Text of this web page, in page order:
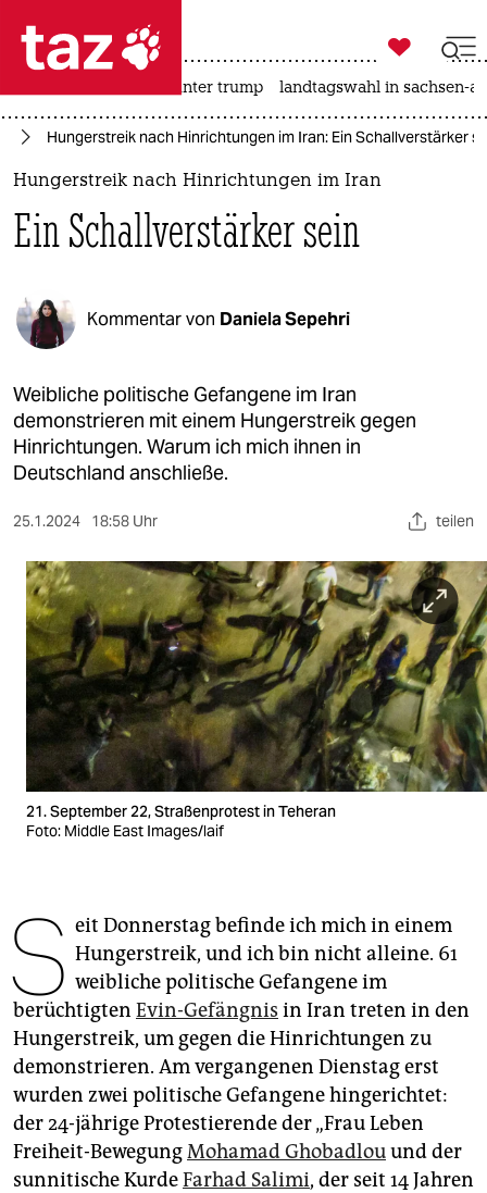
 taz zahl ich
taz zahl ich
themen
politik
öko
gesellschaft
kultur
sport
wahrheit
verlag
verlag
veranstaltungen
shop
fragen & hilfe
genossenschaft
epaper login

taz zahl ich
usa unter trump landtagswahl in sachsen-
Hungerstreik nach Hinrichtungen im Iran: Ein Schallverstärker
Hungerstreik nach Hinrichtungen im Iran
Ein Schallverstärker sein
Kommentar von Daniela Sepehri
Weibliche politische Gefangene im Iran
demonstrieren mit einem Hungerstreik gegen
Hinrichtungen. Warum ich mich ihnen in
Deutschland anschließe.
25.1.2024 18:58 Uhr teilen
21. September 22, Straßenprotest in Teheran
Foto: Middle East Images/laif
S eit Donnerstag befinde ich mich in einem
Hungerstreik, und ich bin nicht alleine. 61
weibliche politische Gefangene im
berüchtigten Evin-Gefängnis in Iran treten in den
Hungerstreik, um gegen die Hinrichtungen zu
demonstrieren. Am vergangenen Dienstag erst
wurden zwei politische Gefangene hingerichtet:
der 24-jährige Protestierende der „Frau Leben
Freiheit-BewegungMohamad Ghobadlouund der
sunnitische KurdeFarhad Salimi, der seit 14 Jahren